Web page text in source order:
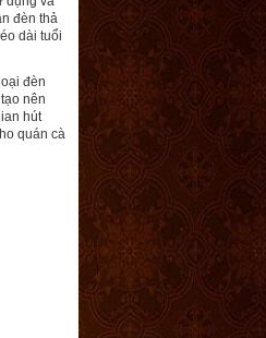
đèn thả
dài tuổi
đèn
nên
hút
quán cà